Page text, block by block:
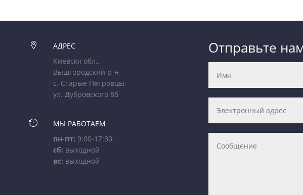

АДРЕС
Киевскя обл.,
Вышгородский р-н
с. Старые Петровцы,
ул. Дубровского 8б

МЫ РАБОТАЕМ
пн-пт: 9:00-17:30
сб: выходной
вс: выходной
Отправьте